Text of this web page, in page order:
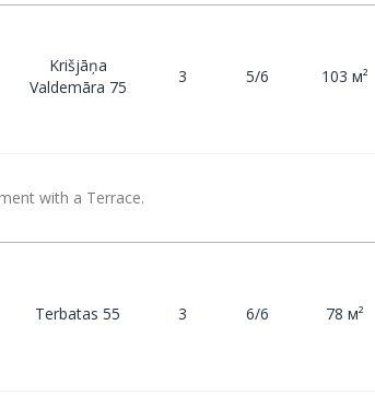
Krišjāņa
Valdemāra 75
3 5/6 103 м²
with a Terrace.
Terbatas 55 3 6/6 78 м²